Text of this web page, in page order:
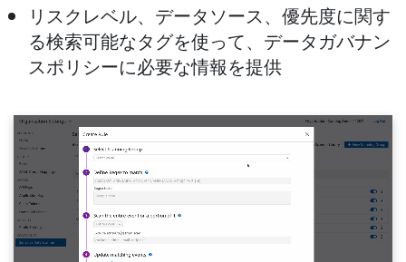
リスクレベル、データソース、優先度に関す
る検索可能なタグを使って、データガバナン
スポリシーに必要な情報を提供